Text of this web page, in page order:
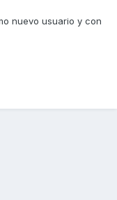
nuevo usuario y con